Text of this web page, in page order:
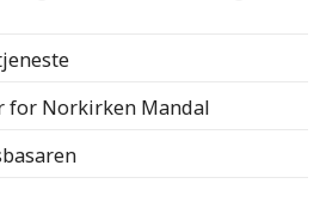
for Norkirken Mandal